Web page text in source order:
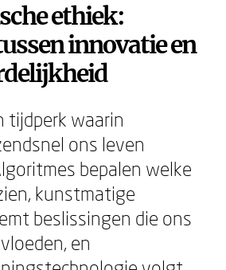
ethiek:
innovatie en
tijdperk waarin
ons leven
bepalen welke
kunstmatige
beslissingen die ons
en